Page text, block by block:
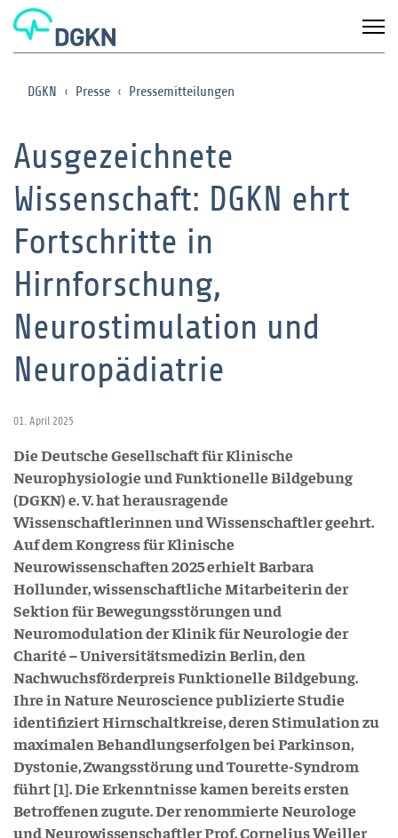
DGKN Presse Pressemitteilungen
Ausgezeichnete
Wissenschaft: DGKN ehrt
Fortschritte in
Hirnforschung,
Neurostimulation und
Neuropädiatrie
01. April 2025
Die Deutsche Gesellschaft für Klinische
Neurophysiologie und Funktionelle Bildgebung
(DGKN) e. V. hat herausragende
Wissenschaftlerinnen und Wissenschaftler geehrt.
Auf dem Kongress für Klinische
Neurowissenschaften 2025 erhielt Barbara
Hollunder, wissenschaftliche Mitarbeiterin der
Sektion für Bewegungsstörungen und
Neuromodulation der Klinik für Neurologie der
Charité – Universitätsmedizin Berlin, den
Nachwuchsförderpreis Funktionelle Bildgebung.
Ihre in Nature Neuroscience publizierte Studie
identifiziert Hirnschaltkreise, deren Stimulation zu
maximalen Behandlungserfolgen bei Parkinson,
Dystonie, Zwangsstörung und Tourette-Syndrom
führt [1]. Die Erkenntnisse kamen bereits ersten
Betroffenen zugute. Der renommierte Neurologe
und Neurowissenschaftler Prof. Cornelius Weiller